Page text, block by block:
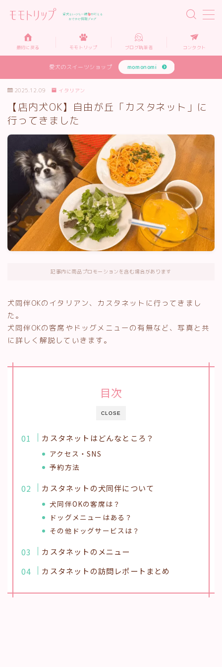
MENU
モモトリップとは…
犬と入れるカフェ
犬と楽しめる施設
犬グッズ・情報
リンク集
最初に戻る モモトリップ ブログ執筆者 コンタクト
愛犬のスイーツショップ momonomi
2025.12.09 イタリアン
【店内犬OK】自由が丘「カスタネット」に
行ってきました
記事内に商品プロモーションを含む場合があります
犬同伴OKのイタリアン、カスタネットに行ってきまし
た。
犬同伴OKの客席やドッグメニューの有無など、写真と共
に詳しく解説していきます。
CLOSE
目次
カスタネットはどんなところ？
アクセス・SNS
予約方法
カスタネットの犬同伴について
犬同伴OKの客席は？
ドッグメニューはある？
その他ドッグサービスは？
カスタネットのメニュー
カスタネットの訪問レポートまとめ